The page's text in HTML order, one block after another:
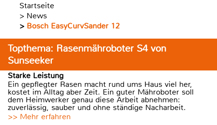
Startseite
> News
> Bosch EasyCurvSander 12
Topthema: Rasenmähroboter S4 von
Sunseeker
Starke Leistung
Ein gepflegter Rasen macht rund ums Haus viel her,
kostet im Alltag aber Zeit. Ein guter Mähroboter soll
dem Heimwerker genau diese Arbeit abnehmen:
zuverlässig, sauber und ohne ständige Nacharbeit.
>> Mehr erfahren